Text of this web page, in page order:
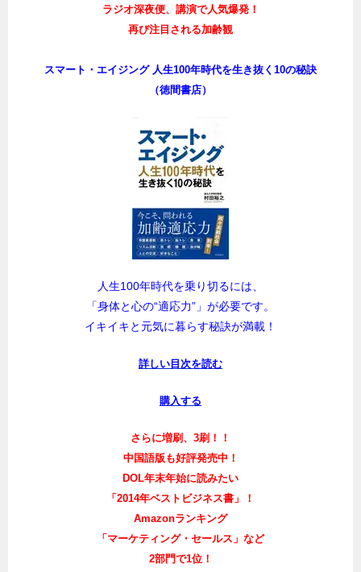
ラジオ深夜便、講演で人気爆発！
再び注目される加齢観
スマート・エイジング 人生100年時代を生き抜く10の秘訣
（徳間書店）
人生100年時代を乗り切るには、
「身体と心の“適応力”」が必要です。
イキイキと元気に暮らす秘訣が満載！
詳しい目次を読む
購入する
さらに増刷、3刷！！
中国語版も好評発売中！
DOL年末年始に読みたい
「2014年ベストビジネス書」！
Amazonランキング
「マーケティング・セールス」など
2部門で1位！